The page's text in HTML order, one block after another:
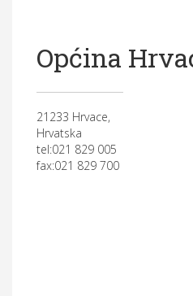
Općina
21233 Hrvace,
Hrvatska
tel:021 829 005
fax:021 829 700